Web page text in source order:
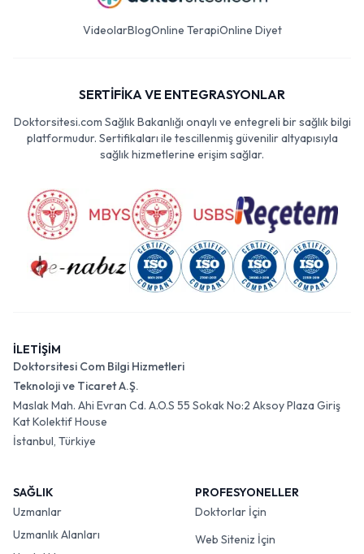
VideolarBlogOnline TerapiOnline Diyet
SERTİFİKA VE ENTEGRASYONLAR
Doktorsitesi.com Sağlık Bakanlığı onaylı ve entegreli bir sağlık bilgi
platformudur. Sertifikaları ile tescillenmiş güvenilir altyapısıyla
sağlık hizmetlerine erişim sağlar.
İLETİŞİM
Doktorsitesi Com Bilgi Hizmetleri
Teknoloji ve Ticaret A.Ş.
Maslak Mah. Ahi Evran Cd. A.O.S 55 Sokak No:2 Aksoy Plaza Giriş
Kat Kolektif House
İstanbul, Türkiye
SAĞLIK
Uzmanlar
Uzmanlık Alanları
PROFESYONELLER
Doktorlar İçin
Web Siteniz İçin